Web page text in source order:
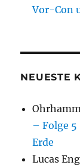
Vor-Con
NEUESTE
– Folge
Erde
Lucas